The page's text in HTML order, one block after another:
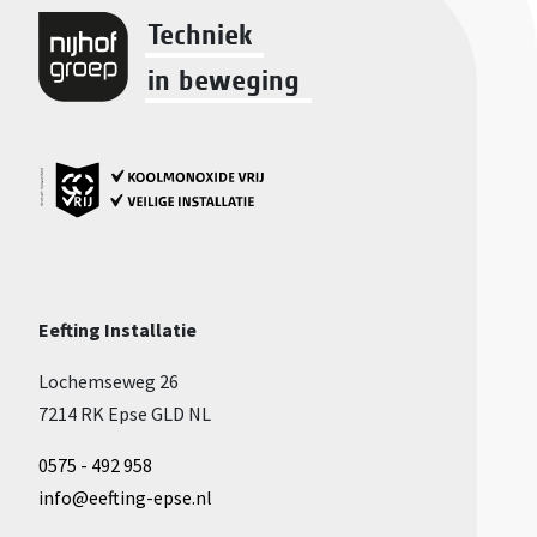
Eefting Installatie
Lochemseweg 26
7214 RK Epse GLD NL
0575 - 492 958
info@eefting-epse.nl
Techniek
in beweging